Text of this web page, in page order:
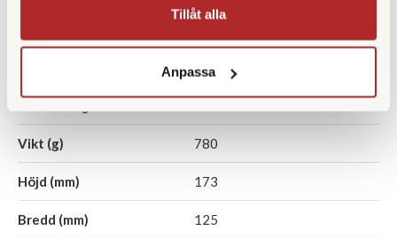
Tillåt alla
Anpassa
takkantsprisma
Ögonavstånd/Eye relief
18
Vikt (g) 780
Höjd (mm) 173
Bredd (mm) 125